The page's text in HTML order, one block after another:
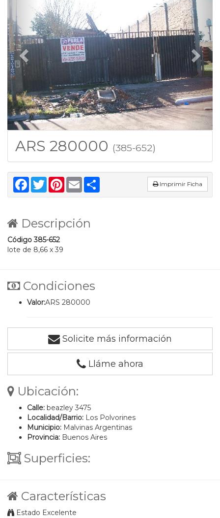
ARS 280000 (385-652)
Facebook
TwitterPinterest
Email Imprimir Ficha
Descripción
Código 385-652
lote de 8,66 x 39
Condiciones
Valor:ARS 280000
Solicite más información
Lláme ahora
Ubicación:
Calle: beazley 3475
Localidad/Barrio: Los Polvorines
Municipio: Malvinas Argentinas
Provincia: Buenos Aires
Superficies:
Características
Estado Excelente